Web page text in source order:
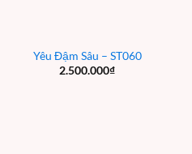
Yêu Đậm Sâu – ST060
2.500.000₫